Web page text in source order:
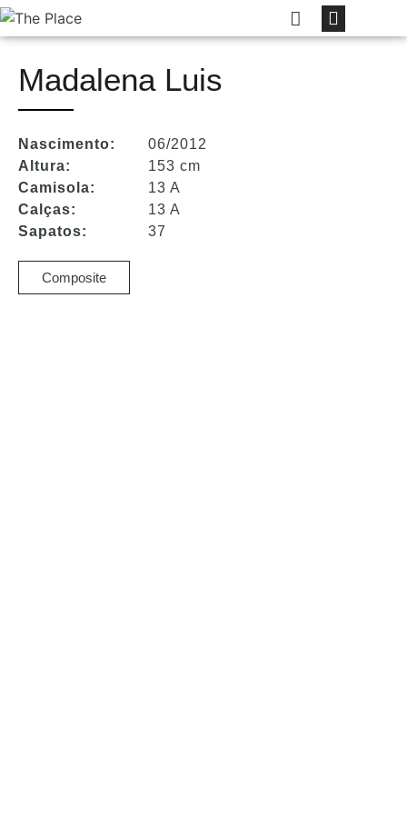
Madalena Luis
Nascimento:
Altura:
Camisola:
Calças:
Sapatos:
06/2012
153 cm
13 A
13 A
37
Composite